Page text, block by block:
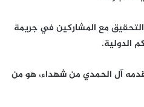
مع المشاركين في جريمة
الدولية.
قدمه آل الحمدي من شهداء، هو من